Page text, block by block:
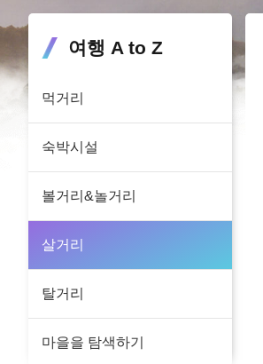
:::
여행 A to Z
먹거리
숙박시설
볼거리&놀거리
살거리
탈거리
마을을 탐색하기